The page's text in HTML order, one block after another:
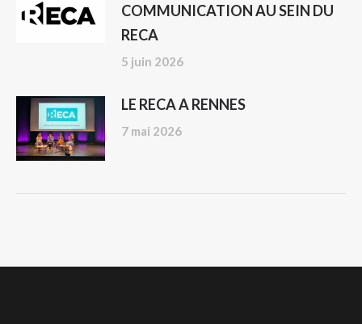
COMMUNICATION AU SEIN DU
RECA
5 juin 2026
LE RECA A RENNES
7 mai 2026